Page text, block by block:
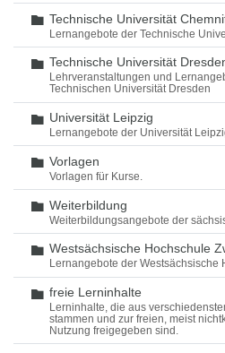
Ordner
Technische Universität
Lernangebote der Technische
Ordner
Technische Universität
Lehrveranstaltungen und
Technischen Universität Dresden
Ordner
Universität Leipzig
Lernangebote der Universität
Ordner
Vorlagen
Vorlagen für Kurse.
Ordner
Weiterbildung
Weiterbildungsangebote der
Ordner
Westsächsische Hochschule
Lernangebote der Westsächsische
Ordner
freie Lerninhalte
Lerninhalte, die aus
stammen und zur freien, meist
Nutzung freigegeben sind.